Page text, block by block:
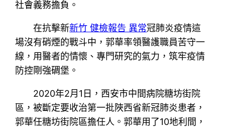
社會義務擔負。
在抗擊新新竹 健檢報告 異常冠肺炎疫情這
場沒有硝煙的戰斗中，郭華率領醫護職員苦守一
線，用醫者的情懷、專門研究的氣力，筑牢疫情
防控剛強碉堡。
2020年2月1日，西安市中間病院糖坊街院
區，被斷定要收治第一批陜西省新冠肺炎患者，
郭華任糖坊街院區擔任人。郭華用了10地利間，